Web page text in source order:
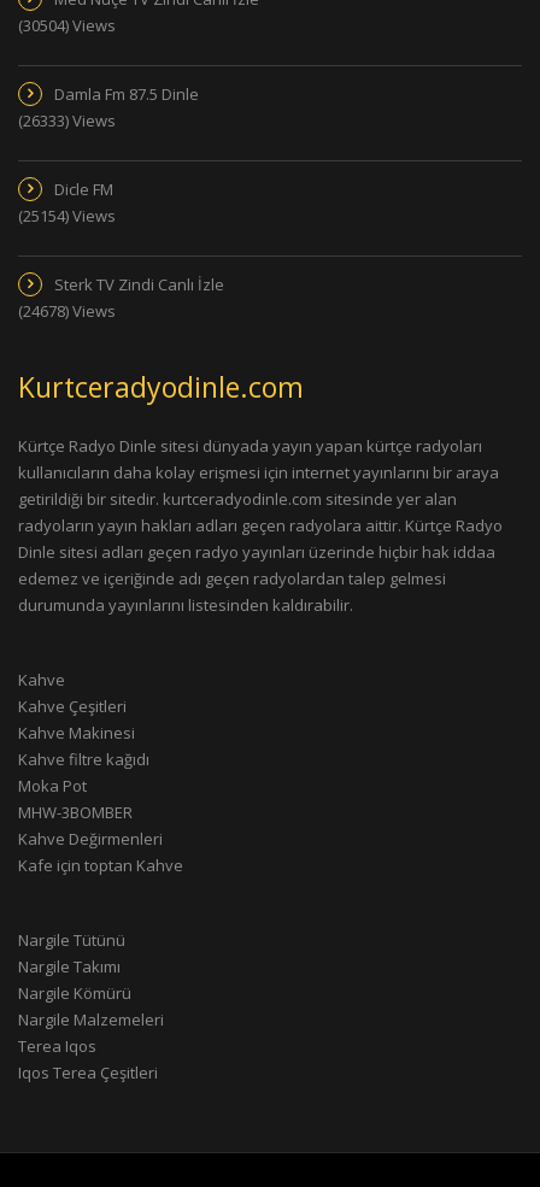
(30504) Views
Damla Fm 87.5 Dinle
(26333) Views
Dicle FM
(25154) Views
Sterk TV Zindi Canlı İzle
(24678) Views
Kurtceradyodinle.com
Kürtçe Radyo Dinle sitesi dünyada yayın yapan kürtçe radyoları
kullanıcıların daha kolay erişmesi için internet yayınlarını bir araya
getirildiği bir sitedir. kurtceradyodinle.com sitesinde yer alan
radyoların yayın hakları adları geçen radyolara aittir. Kürtçe Radyo
Dinle sitesi adları geçen radyo yayınları üzerinde hiçbir hak iddaa
edemez ve içeriğinde adı geçen radyolardan talep gelmesi
durumunda yayınlarını listesinden kaldırabilir.
Kahve
Kahve Çeşitleri
Kahve Makinesi
Kahve filtre kağıdı
Moka Pot
MHW-3BOMBER
Kahve Değirmenleri
Kafe için toptan Kahve
Nargile Tütünü
Nargile Takımı
Nargile Kömürü
Nargile Malzemeleri
Terea Iqos
Iqos Terea Çeşitleri